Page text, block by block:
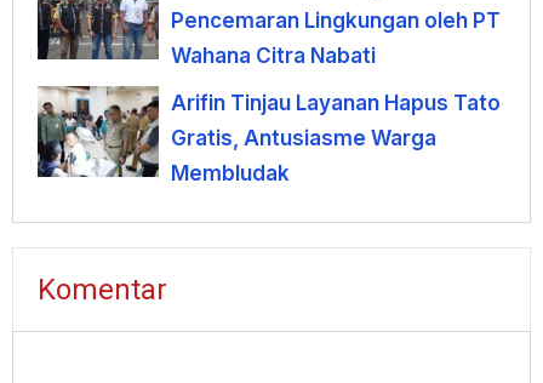
Pencemaran Lingkungan oleh PT
Wahana Citra Nabati
Arifin Tinjau Layanan Hapus Tato
Gratis, Antusiasme Warga
Membludak
Komentar